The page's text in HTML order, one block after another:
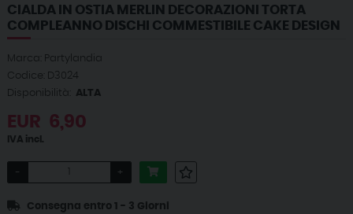
CIALDA IN OSTIA MERLIN DECORAZIONI TORTA
COMPLEANNO DISCHI COMMESTIBILE CAKE DESIGN
Marca: Partylandia
Codice: D3024
Disponibilità:
ALTA
EUR 6,90
IVA incl.
- +
Consegna entro 1 - 3 Giorni